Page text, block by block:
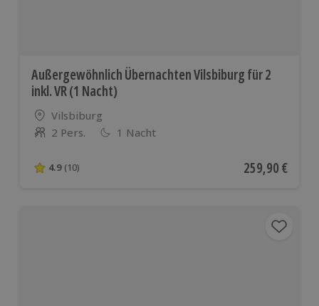
Außergewöhnlich Übernachten Vilsbiburg für 2
inkl. VR (1 Nacht)
Standort
Vilsbiburg
Anzahl der Teilnehmer
2 Pers. 1 Nacht
4.9 von 5 Sternen basierend auf 10 Bewertungen
4.9 (10) Aktueller Preis
259,90 €